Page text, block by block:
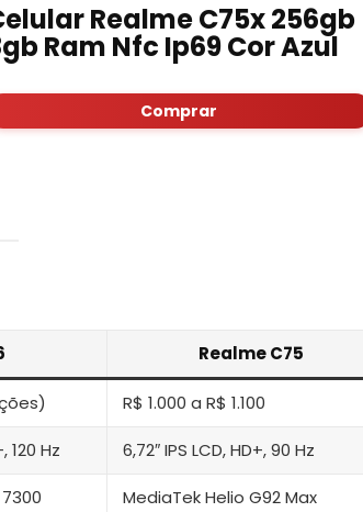
Realme C75x 256gb
Ram Nfc Ip69 Cor Azul
Comprar
Realme C75
R$ 1.000 a R$ 1.100
120 Hz 6,72″ IPS LCD, HD+, 90 Hz
MediaTek Helio G92 Max